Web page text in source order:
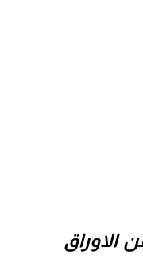
الاوراق